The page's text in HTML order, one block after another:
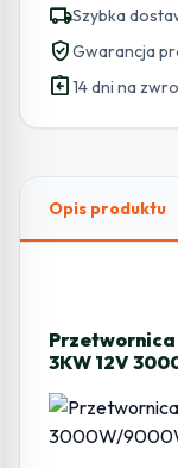
local_shippingSzybka
verified_userGwarancja
assignment_return14 dni na
Opis produktu
Przetwornica
3KW 12V